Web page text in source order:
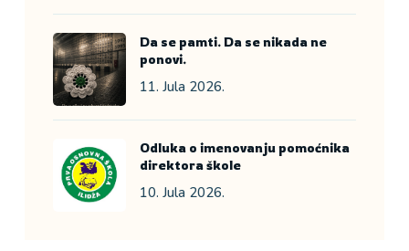
Da se pamti. Da se nikada ne
ponovi.
11. Jula 2026.
Odluka o imenovanju pomoćnika
direktora škole
10. Jula 2026.